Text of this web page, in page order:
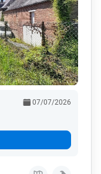
07/07/2026